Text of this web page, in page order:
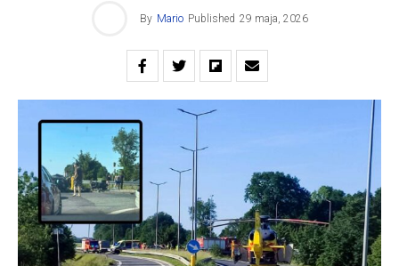
By Mario Published 29 maja, 2026